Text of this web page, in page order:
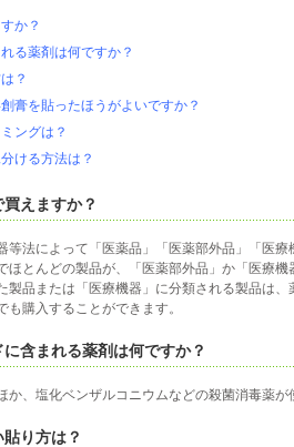
か？
る薬剤は何ですか？
？
膏を貼ったほうがよいですか？
ングは？
ける方法は？
えますか？
等法によって「医薬品」「医薬部外品」「医療
ほとんどの製品が、「医薬部外品」か「医療
製品または「医療機器」に分類される製品は
購入することができます。
含まれる薬剤は何ですか？
か、塩化ベンザルコニウムなどの殺菌消毒薬が
り方は？